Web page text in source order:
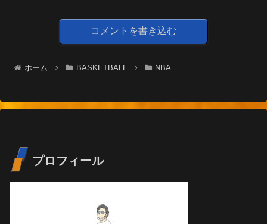
コメントを書き込む
ホーム BASKETBALL NBA
プロフィール